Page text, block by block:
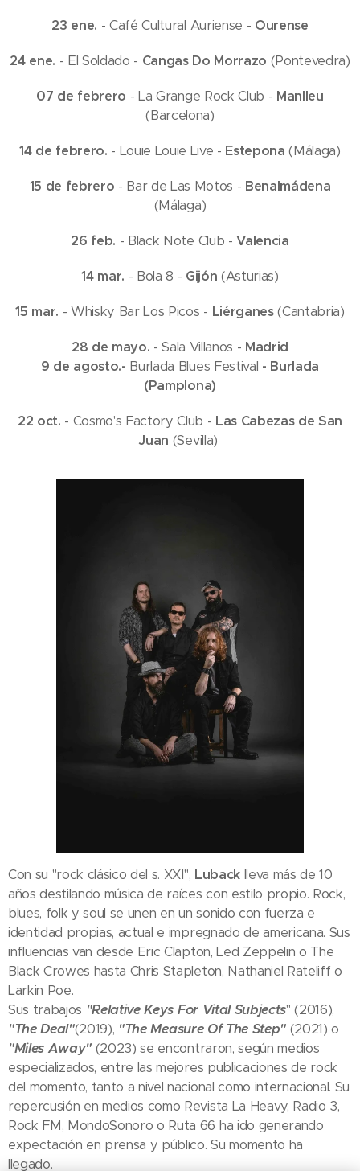
23 ene. - Café Cultural Auriense - Ourense
24 ene. - El Soldado - Cangas Do Morrazo (Pontevedra)
07 de febrero - La Grange Rock Club - Manlleu
(Barcelona)
14 de febrero. - Louie Louie Live - Estepona (Málaga)
15 de febrero - Bar de Las Motos - Benalmádena
(Málaga)
26 feb. - Black Note Club -Valencia
14 mar. - Bola 8 - Gijón (Asturias)
15 mar. - Whisky Bar Los Picos - Liérganes(Cantabria)
28 de mayo. - Sala Villanos - Madrid
9 de agosto.- Burlada Blues Festival - Burlada
(Pamplona)
22 oct. - Cosmo's Factory Club - Las Cabezas de San
Juan (Sevilla)
Con su "rock clásico del s. XXI", Luback lleva más de 10
años destilando música de raíces con estilo propio. Rock,
blues, folk y soul se unen en un sonido con fuerza e
identidad propias, actual e impregnado de americana. Sus
influencias van desde Eric Clapton, Led Zeppelin o The
Black Crowes hasta Chris Stapleton, Nathaniel Rateliff o
Larkin Poe.
Sus trabajos "Relative Keys For Vital Subjects" (2016),
"The Deal"(2019), "The Measure Of The Step"(2021) o
"Miles Away" (2023) se encontraron, según medios
especializados, entre las mejores publicaciones de rock
del momento, tanto a nivel nacional como internacional. Su
repercusión en medios como Revista La Heavy, Radio 3,
Rock FM, MondoSonoro o Ruta 66 ha ido generando
expectación en prensa y público. Su momento ha
llegado.